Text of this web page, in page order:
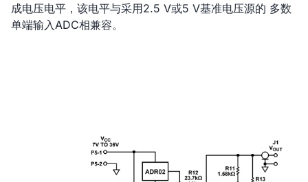
成电压电平，该电平与采用2.5 V或5 V基准电压源的 多数
单端输入ADC相兼容。